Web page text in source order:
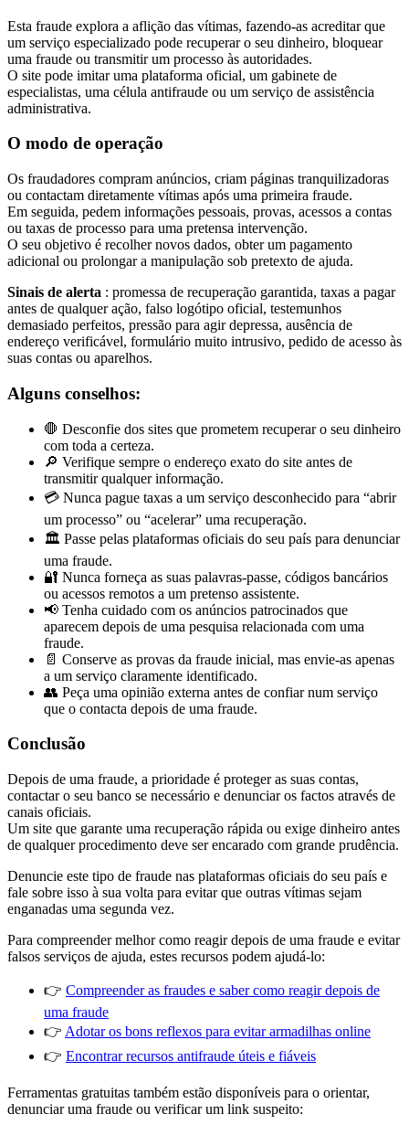
Esta fraude explora a aflição das vítimas, fazendo-as acreditar que
um serviço especializado pode recuperar o seu dinheiro, bloquear
uma fraude ou transmitir um processo às autoridades.
O site pode imitar uma plataforma oficial, um gabinete de
especialistas, uma célula antifraude ou um serviço de assistência
administrativa.
O modo de operação
Os fraudadores compram anúncios, criam páginas tranquilizadoras
ou contactam diretamente vítimas após uma primeira fraude.
Em seguida, pedem informações pessoais, provas, acessos a contas
ou taxas de processo para uma pretensa intervenção.
O seu objetivo é recolher novos dados, obter um pagamento
adicional ou prolongar a manipulação sob pretexto de ajuda.
Sinais de alerta : promessa de recuperação garantida, taxas a pagar
antes de qualquer ação, falso logótipo oficial, testemunhos
demasiado perfeitos, pressão para agir depressa, ausência de
endereço verificável, formulário muito intrusivo, pedido de acesso às
suas contas ou aparelhos.
Alguns conselhos:
🛑 Desconfie dos sites que prometem recuperar o seu dinheiro
com toda a certeza.
🔎 Verifique sempre o endereço exato do site antes de
transmitir qualquer informação.
💳 Nunca pague taxas a um serviço desconhecido para “abrir
um processo” ou “acelerar” uma recuperação.
🏛️ Passe pelas plataformas oficiais do seu país para denunciar
uma fraude.
🔐 Nunca forneça as suas palavras-passe, códigos bancários
ou acessos remotos a um pretenso assistente.
📢 Tenha cuidado com os anúncios patrocinados que
aparecem depois de uma pesquisa relacionada com uma
fraude.
📄 Conserve as provas da fraude inicial, mas envie-as apenas
a um serviço claramente identificado.
👥 Peça uma opinião externa antes de confiar num serviço
que o contacta depois de uma fraude.
Conclusão
Depois de uma fraude, a prioridade é proteger as suas contas,
contactar o seu banco se necessário e denunciar os factos através de
canais oficiais.
Um site que garante uma recuperação rápida ou exige dinheiro antes
de qualquer procedimento deve ser encarado com grande prudência.
Denuncie este tipo de fraude nas plataformas oficiais do seu país e
fale sobre isso à sua volta para evitar que outras vítimas sejam
enganadas uma segunda vez.
Para compreender melhor como reagir depois de uma fraude e evitar
falsos serviços de ajuda, estes recursos podem ajudá-lo:
👉 Compreender as fraudes e saber como reagir depois de
uma fraude
👉 Adotar os bons reflexos para evitar armadilhas online
👉 Encontrar recursos antifraude úteis e fiáveis
Ferramentas gratuitas também estão disponíveis para o orientar,
denunciar uma fraude ou verificar um link suspeito: